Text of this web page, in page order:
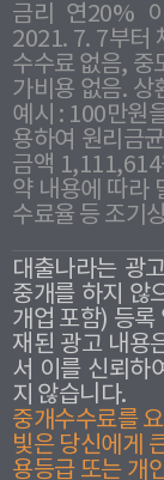
금리 연20%
2021. 7. 7부터
수수료 없음, 중
가비용 없음. 상
예시 : 100만원
용하여 원리금
금액 1,111,614
약 내용에 따라
수료율 등 조기
대출나라는 광
중개를 하지 않
개업 포함) 등록
재된 광고 내용
서 이를 신뢰하
지 않습니다.
중개수수료를
빛은 당신에게
용등급 또는 개